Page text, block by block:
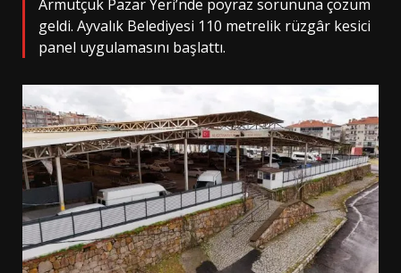
Armutçuk Pazar Yeri’nde poyraz sorununa çözüm
geldi. Ayvalık Belediyesi 110 metrelik rüzgâr kesici
panel uygulamasını başlattı.